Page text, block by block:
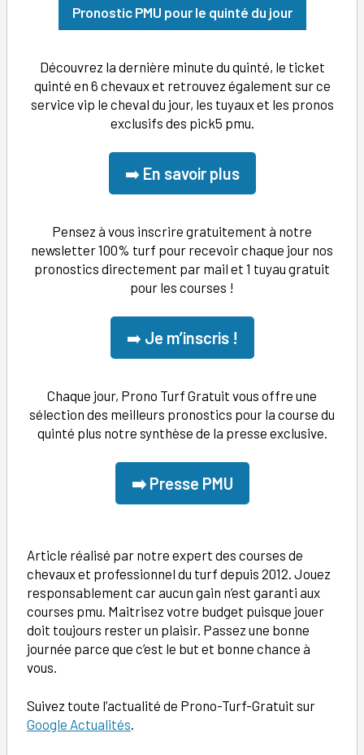
Pronostic PMU pour le quinté du jour
Découvrez la dernière minute du quinté, le ticket
quinté en 6 chevaux et retrouvez également sur ce
service vip le cheval du jour, les tuyaux et les pronos
exclusifs des pick5 pmu.
➡️ En savoir plus
Pensez à vous inscrire gratuitement à notre
newsletter 100% turf pour recevoir chaque jour nos
pronostics directement par mail et 1 tuyau gratuit
pour les courses !
➡️ Je m’inscris !
Chaque jour, Prono Turf Gratuit vous offre une
sélection des meilleurs pronostics pour la course du
quinté plus notre synthèse de la presse exclusive.
➡️ Presse PMU
Article réalisé par notre expert des courses de
chevaux et professionnel du turf depuis 2012. Jouez
responsablement car aucun gain n’est garanti aux
courses pmu. Maitrisez votre budget puisque jouer
doit toujours rester un plaisir. Passez une bonne
journée parce que c’est le but et bonne chance à
vous.
Suivez toute l’actualité de Prono-Turf-Gratuit sur
Google Actualités